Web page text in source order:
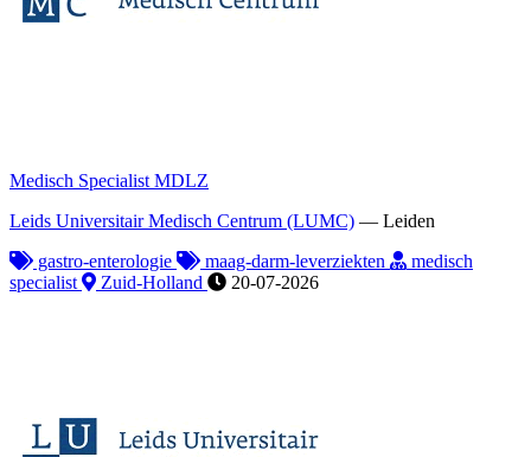
Medisch Specialist MDLZ
Leids Universitair Medisch Centrum (LUMC) — Leiden
gastro-enterologie
maag-darm-leverziekten
medisch
specialist
Zuid-Holland 20-07-2026